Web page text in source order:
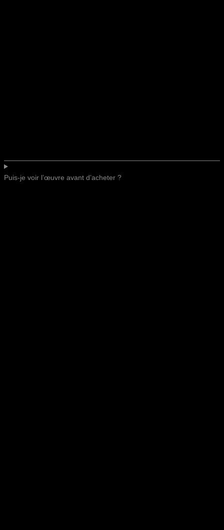
Puis-je voir l’œuvre avant d’acheter ?